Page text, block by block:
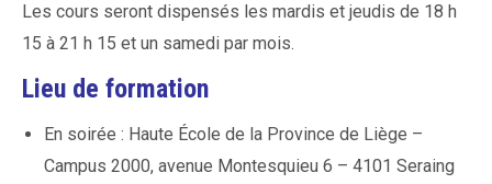
Les cours seront dispensés les mardis et jeudis de 18 h
15 à 21 h 15 et un samedi par mois.
Lieu de formation
En soirée : Haute École de la Province de Liège –
Campus 2000, avenue Montesquieu 6 – 4101 Seraing